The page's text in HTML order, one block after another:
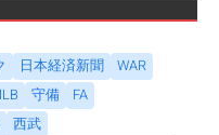
日本経済新聞
WAR
守備
FA
西武